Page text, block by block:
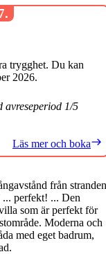
från stranden
... perfekt! ... Den
som är perfekt för
Moderna och
med eget badrum,
trygghet. Du kan
2026.
avreseperiod 1/5
Läs mer och boka